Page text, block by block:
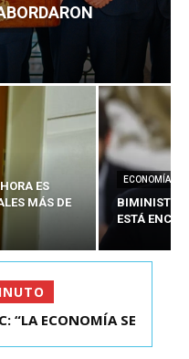
ES
MÁS DE
ECONOMÍA
BIMINISTRO
ESTÁ
ELECTO DE